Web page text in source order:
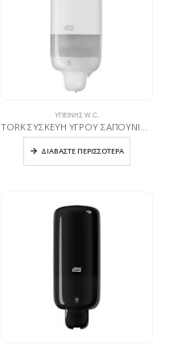
ΥΓΙΕΙΝΉΣ W.C.
ΔΙΑΒΆΣΤΕ ΠΕΡΙΣΣΌΤΕΡΑ